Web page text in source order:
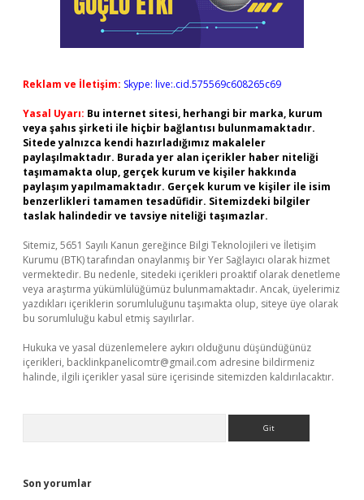
Reklam ve İletişim: Skype: live:.cid.575569c608265c69
Yasal Uyarı: Bu internet sitesi, herhangi bir marka, kurum
veya şahıs şirketi ile hiçbir bağlantısı bulunmamaktadır.
Sitede yalnızca kendi hazırladığımız makaleler
paylaşılmaktadır. Burada yer alan içerikler haber niteliği
taşımamakta olup, gerçek kurum ve kişiler hakkında
paylaşım yapılmamaktadır. Gerçek kurum ve kişiler ile isim
benzerlikleri tamamen tesadüfidir. Sitemizdeki bilgiler
taslak halindedir ve tavsiye niteliği taşımazlar.
Sitemiz, 5651 Sayılı Kanun gereğince Bilgi Teknolojileri ve İletişim
Kurumu (BTK) tarafından onaylanmış bir Yer Sağlayıcı olarak hizmet
vermektedir. Bu nedenle, sitedeki içerikleri proaktif olarak denetleme
veya araştırma yükümlülüğümüz bulunmamaktadır. Ancak, üyelerimiz
yazdıkları içeriklerin sorumluluğunu taşımakta olup, siteye üye olarak
bu sorumluluğu kabul etmiş sayılırlar.
Hukuka ve yasal düzenlemelere aykırı olduğunu düşündüğünüz
içerikleri, backlinkpanelicomtr@gmail.com adresine bildirmeniz
halinde, ilgili içerikler yasal süre içerisinde sitemizden kaldırılacaktır.
Son yorumlar